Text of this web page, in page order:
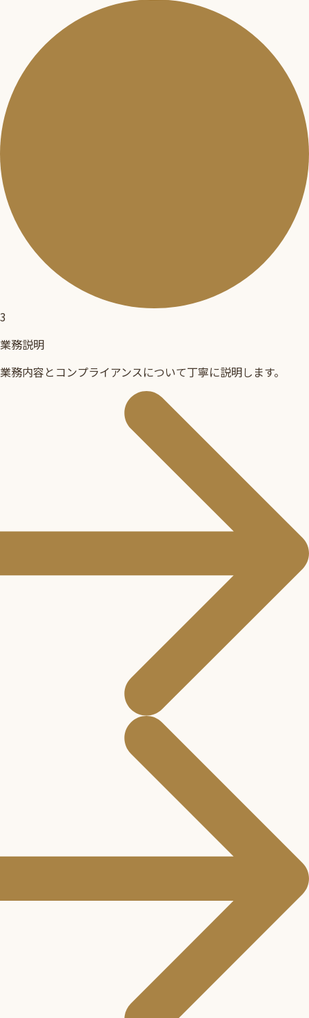
3
業務説明
業務内容とコンプライアンスについて丁寧に説明します。